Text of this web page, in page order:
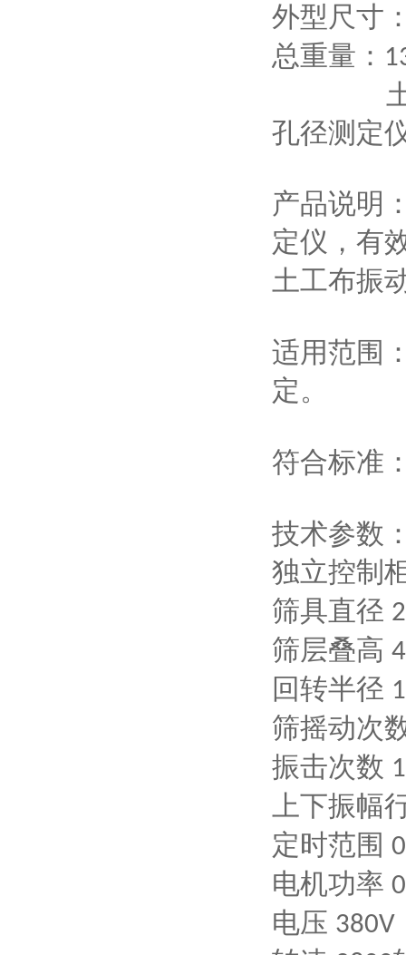
外型尺寸
总重量：
孔径测定
产品说明
定仪，有
土工布振
适用范围
定。
符合标准
技术参数
独立控制
筛具直径
筛层叠高
回转半径
筛摇动次
振击次数
上下振幅
定时范围
电机功率
电压 380V